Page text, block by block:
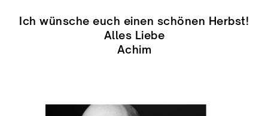
Ich wünsche euch einen schönen Herbst!
Alles Liebe
Achim